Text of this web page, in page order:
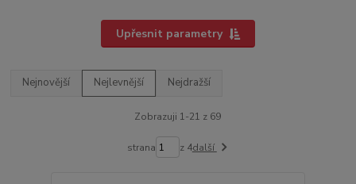
Upřesnit parametry
Nejnovější Nejlevnější Nejdražší
Zobrazuji 1-21 z 69
strana z 4další